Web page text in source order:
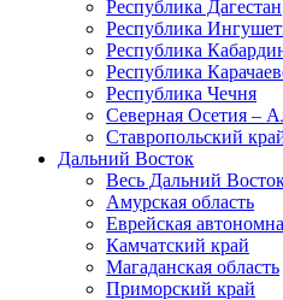
Республика Дагестан
Республика
Республика
Республика
Республика Чечня
Северная Осетия –
Ставропольский
Дальний Восток
Весь Дальний
Амурская область
Еврейская
Камчатский край
Магаданская область
Приморский край